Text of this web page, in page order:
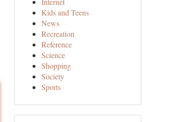
Kids and Teens
News
Recreation
Reference
Science
Shopping
Society
Sports